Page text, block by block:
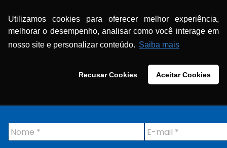
Utilizamos cookies para oferecer melhor experiência,
melhorar o desempenho, analisar como você interage em
nosso site e personalizar conteúdo. Saiba mais
Recusar Cookies Aceitar Cookies
N
o
E
-